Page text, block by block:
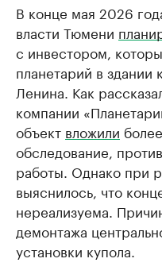
В конце мая 2026
власти Тюмени
с инвестором,
планетарий в здании
Ленина. Как
компании
объект вложили
обследование,
работы. Однако при
выяснилось, что
нереализуема.
демонтажа
установки купола.